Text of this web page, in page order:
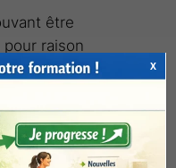
être
raison
X